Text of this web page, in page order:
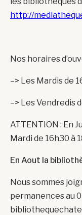
http://
Nos horaires
–> Les Mardis de
–> Les Vendredis
ATTENTION : En
Mardi de 16h30 à
En Aout la
Nous sommes
permanences au